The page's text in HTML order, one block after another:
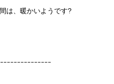
は、暖かいようです?
ｰｰｰｰｰｰｰｰｰｰｰｰｰｰ